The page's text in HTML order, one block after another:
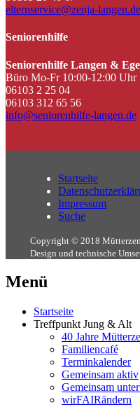
elternservice@zenja-langen.de
Seniorenhilfe
Seniorenhilfe Langen &
Büro Mo-Fr 10:00-12:00 Uhr
06103 2 25 04
06103 312 65 56
info@seniorenhilfe-langen.de
Startseite
Impressum
Suche
Copyright © 2018
Design und technische
Menü
Startseite
Treffpunkt Jung & Alt
40 Jahre
Familiencafé
Terminkalender
Gemeinsam aktiv
Gemeinsam
wirFAIRändern